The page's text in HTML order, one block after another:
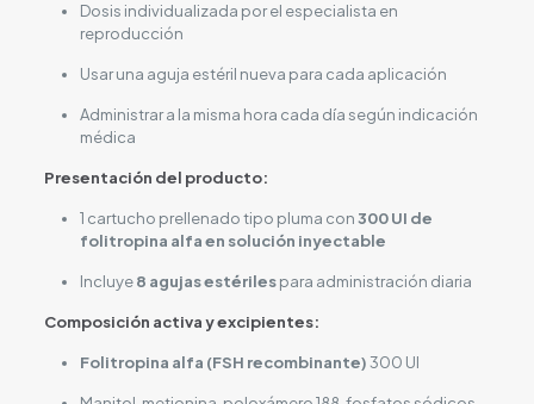
Dosis individualizada por el especialista en
reproducción
Usar una aguja estéril nueva para cada aplicación
Administrar a la misma hora cada día según indicación
médica
Presentación del producto:
1 cartucho prellenado tipo pluma con300 UI de
folitropina alfa en solución inyectable
Incluye8 agujas estérilespara administración diaria
Composición activa y excipientes:
Folitropina alfa (FSH recombinante)300 UI